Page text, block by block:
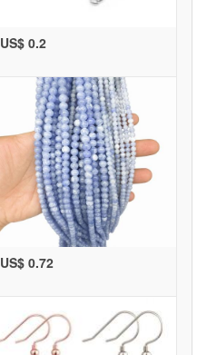
US$ 0.2
US$ 0.72